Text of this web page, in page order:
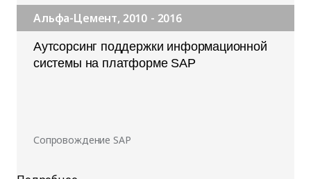
Альфа-Цемент, 2010 - 2016
Аутсорсинг поддержки информационной
системы на платформе SAP
Сопровождение SAP